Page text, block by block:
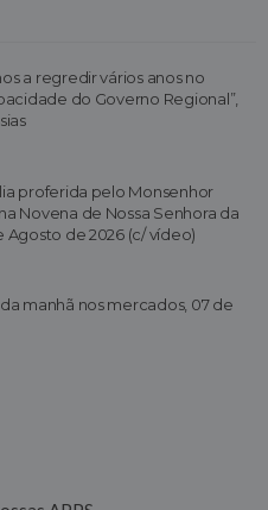
a regredir vários anos no
do Governo Regional”,
proferida pelo Monsenhor
Novena de Nossa Senhora da
Agosto de 2026 (c/ vídeo)
manhã nos mercados, 07 de